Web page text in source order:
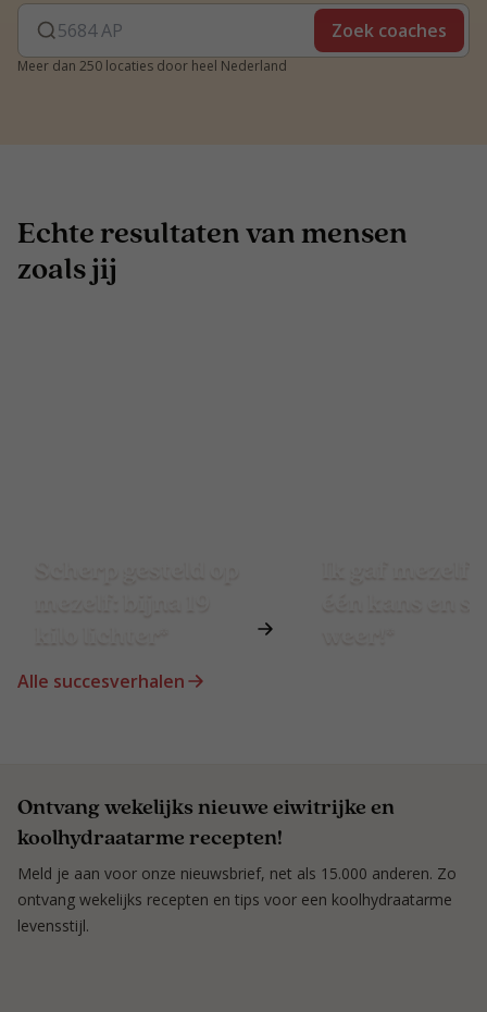
Zoek coaches
Meer dan 250 locaties door heel Nederland
Echte resultaten van mensen
zoals jij
Alle succesverhalen
Ontvang wekelijks nieuwe eiwitrijke en
koolhydraatarme recepten!
Meld je aan voor onze nieuwsbrief, net als 15.000 anderen. Zo
ontvang wekelijks recepten en tips voor een koolhydraatarme
levensstijl.